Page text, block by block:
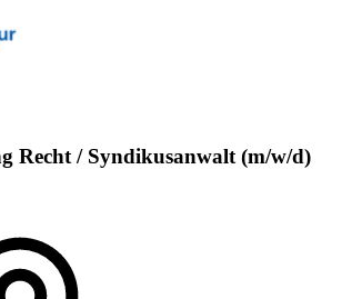
Recht / Syndikusanwalt (m/w/d)